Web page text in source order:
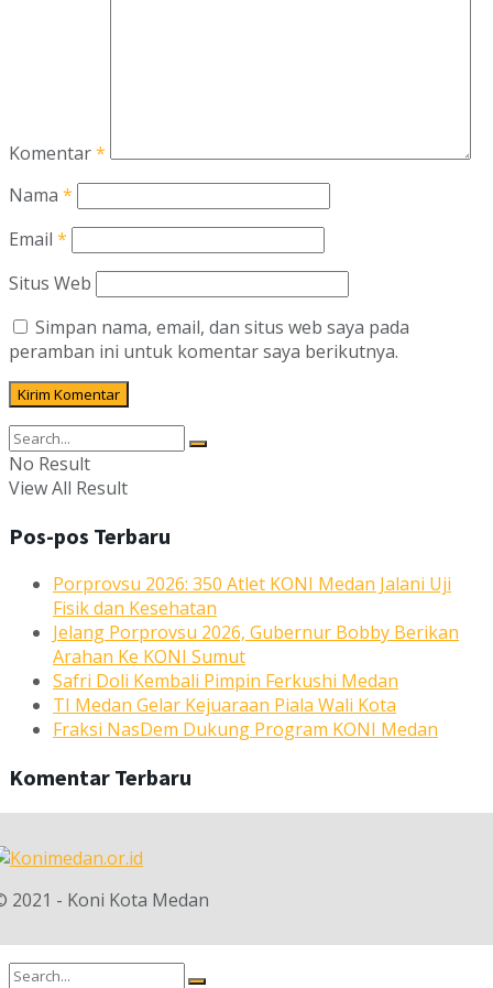
Komentar*
Nama *
Email *
Situs Web
Simpan nama, email, dan situs web saya pada
peramban ini untuk komentar saya berikutnya.
No Result
View All Result
Pos-pos Terbaru
Porprovsu 2026: 350 Atlet KONI Medan Jalani Uji
Fisik dan Kesehatan
Jelang Porprovsu 2026, Gubernur Bobby Berikan
Arahan Ke KONI Sumut
Safri Doli Kembali Pimpin Ferkushi Medan
TI Medan Gelar Kejuaraan Piala Wali Kota
Fraksi NasDem Dukung Program KONI Medan
Komentar Terbaru
2021 - Koni Kota Medan